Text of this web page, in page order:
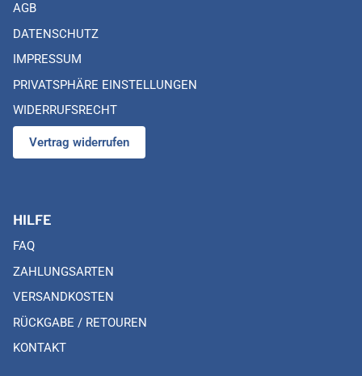
AGB
DATENSCHUTZ
IMPRESSUM
PRIVATSPHÄRE EINSTELLUNGEN
WIDERRUFSRECHT
Vertrag widerrufen
HILFE
FAQ
ZAHLUNGSARTEN
VERSANDKOSTEN
RÜCKGABE / RETOUREN
KONTAKT